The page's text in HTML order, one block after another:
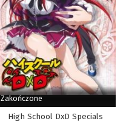
Zakończone
High School DxD Specials